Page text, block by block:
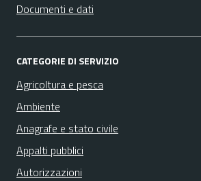
Documenti e dati
CATEGORIE DI SERVIZIO
Agricoltura e pesca
Ambiente
Anagrafe e stato civile
Appalti pubblici
Autorizzazioni